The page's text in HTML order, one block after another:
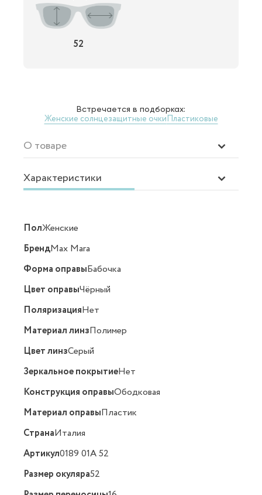
52
Встречается в подборках:
Женские солнцезащитные очкиПластиковые
О товаре
Характеристики
ПолЖенские
БрендMax Mara
Форма оправыБабочка
Цвет оправыЧёрный
ПоляризацияНет
Материал линзПолимер
Цвет линзСерый
Зеркальное покрытиеНет
Конструкция оправыОбодковая
Материал оправыПластик
СтранаИталия
Артикул0189 01A 52
Размер окуляра52